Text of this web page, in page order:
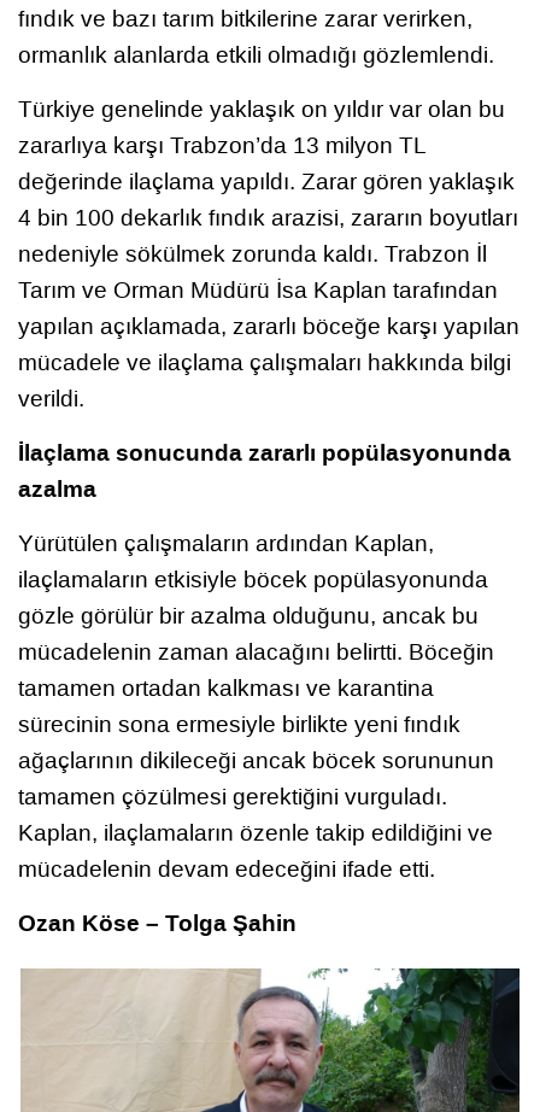
fındık ve bazı tarım bitkilerine zarar verirken,
ormanlık alanlarda etkili olmadığı gözlemlendi.
Türkiye genelinde yaklaşık on yıldır var olan bu
zararlıya karşı Trabzon’da 13 milyon TL
değerinde ilaçlama yapıldı. Zarar gören yaklaşık
4 bin 100 dekarlık fındık arazisi, zararın boyutları
nedeniyle sökülmek zorunda kaldı. Trabzon İl
Tarım ve Orman Müdürü İsa Kaplan tarafından
yapılan açıklamada, zararlı böceğe karşı yapılan
mücadele ve ilaçlama çalışmaları hakkında bilgi
verildi.
İlaçlama sonucunda zararlı popülasyonunda
azalma
Yürütülen çalışmaların ardından Kaplan,
ilaçlamaların etkisiyle böcek popülasyonunda
gözle görülür bir azalma olduğunu, ancak bu
mücadelenin zaman alacağını belirtti. Böceğin
tamamen ortadan kalkması ve karantina
sürecinin sona ermesiyle birlikte yeni fındık
ağaçlarının dikileceği ancak böcek sorununun
tamamen çözülmesi gerektiğini vurguladı.
Kaplan, ilaçlamaların özenle takip edildiğini ve
mücadelenin devam edeceğini ifade etti.
Ozan Köse – Tolga Şahin